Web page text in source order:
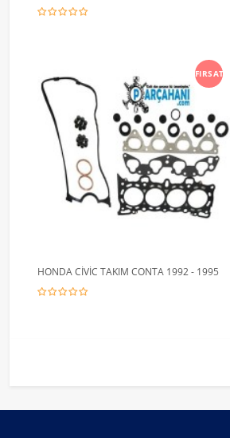
FIRSAT
HONDA CİVİC TAKIM CONTA 1992 - 1995